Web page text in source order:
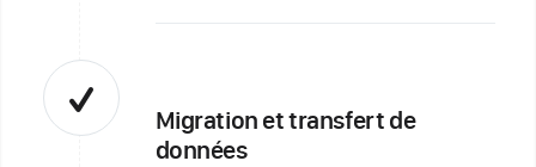
Migration et transfert de
données